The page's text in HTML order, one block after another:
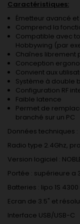
Caractéristiques:
Émetteur avancé
Comprend la
Compatible avec
Hobbywing (par
Chaînes librement
Conception
Convient aux
Système à double
Configuration RF
Faible latence
Permet de
branché sur un PC
Données techniques :
Radio type 2.4Ghz,
Version logiciel :
Portée : supérieure a
Batteries : lipo 1S
Ecran de 3.5" et
Interface USB/USB-C